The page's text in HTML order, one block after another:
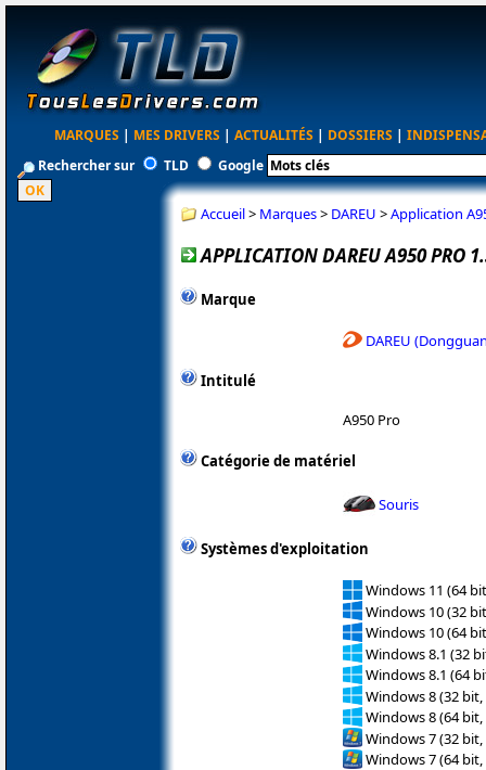
MARQUES | MES DRIVERS | ACTUALITÉS | DOSSIERS |
Rechercher sur
TLD Google
Accueil> Marques> DAREU >Application
APPLICATION DAREU A950 PRO
Marque
DAREU
Intitulé
A950 Pro
Catégorie de matériel
Souris
Systèmes d'exploitation
Windows 11 (64
Windows 10 (32
Windows 10 (64
Windows 8.1 (32
Windows 8.1 (64
Windows 8 (32 bit,
Windows 8 (64 bit,
Windows 7 (32 bit,
Windows 7 (64 bit,